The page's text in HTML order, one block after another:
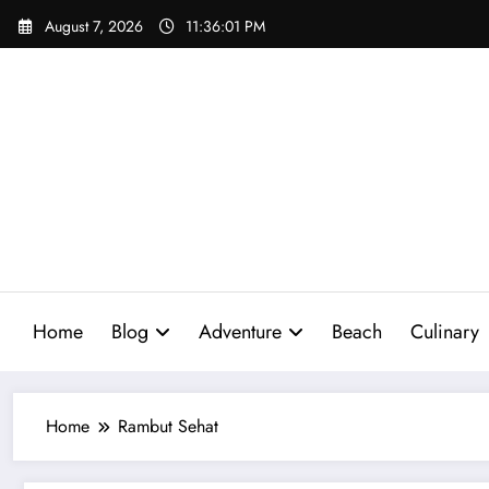
Skip
August 7, 2026 11:36:02 PM
Home Blog Adventure Beach Culinary
Home Rambut Sehat